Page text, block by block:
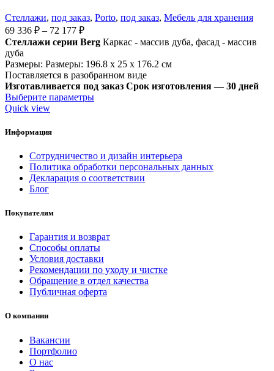
Стеллажи, под заказ, Porto, под заказ, Мебель для хранения
69 336 ₽ – 72 177 ₽
Стеллажи серии Berg Каркас - массив дуба, фасад - массив
дуба
Размеры: Размеры: 196.8 x 25 x 176.2 см
Поставляется в разобранном виде
Изготавливается под заказ Срок изготовления — 30 дней
Выберите параметры
Quick view
Информация
Сотрудничество и дизайн интерьера
Политика обработки персональных данных
Декларация о соответствии
Блог
Покупателям
Гарантия и возврат
Способы оплаты
Условия доставки
Рекомендации по уходу и чистке
Обращение в отдел качества
Публичная оферта
О компании
Вакансии
Портфолио
О нас